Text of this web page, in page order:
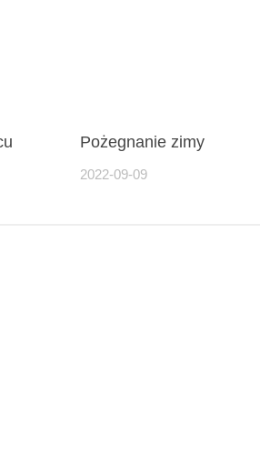
Pożegnanie zimy
2022-09-09